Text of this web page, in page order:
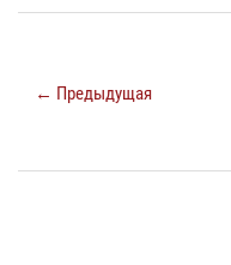
← Предыдущая